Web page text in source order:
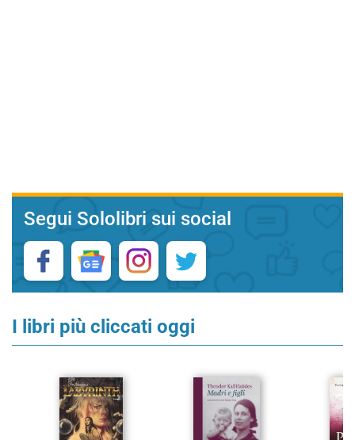
Segui Sololibri sui social
I libri più cliccati oggi